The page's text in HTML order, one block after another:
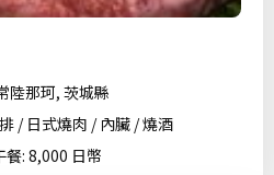
陸那珂, 茨城縣
/ 日式燒肉 / 內臟 / 燒酒
餐: 8,000 日幣